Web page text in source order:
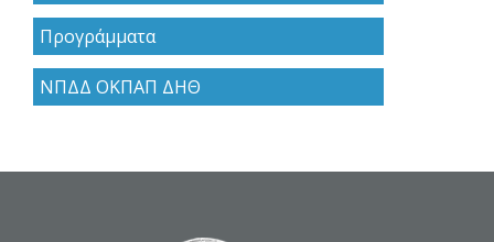
Προγράμματα
ΝΠΔΔ ΟΚΠΑΠ ΔΗΘ